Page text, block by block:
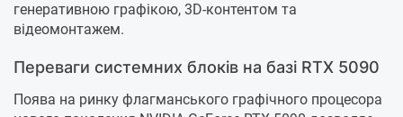
генеративною графікою, 3D-контентом та
відеомонтажем.
Переваги системних блоків на базі RTX 5090
Поява на ринку флагманського графічного процесора